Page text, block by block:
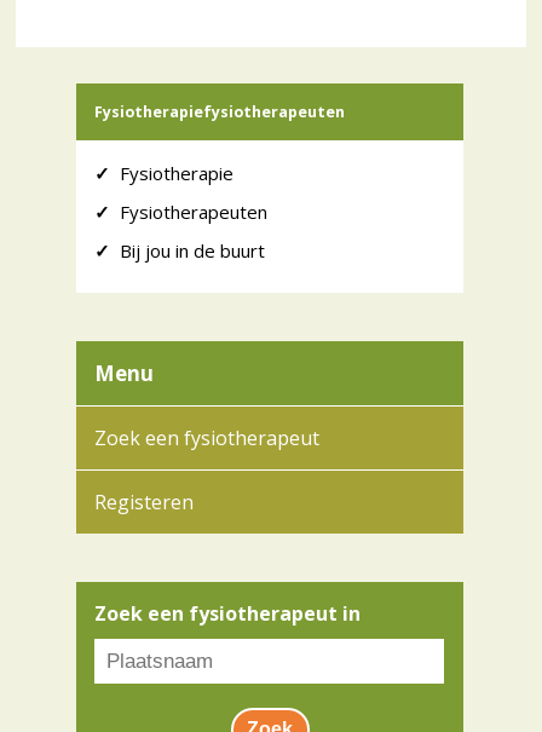
Fysiotherapiefysiotherapeuten
✓ Fysiotherapie
✓ Fysiotherapeuten
✓ Bij jou in de buurt
Menu
Zoek een fysiotherapeut
Registeren
Zoek een fysiotherapeut in